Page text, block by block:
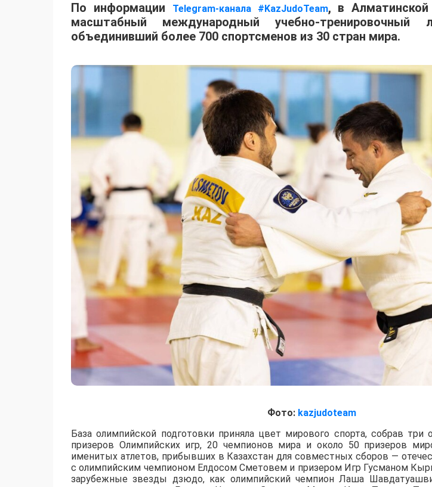
По информации Telegram-канала #KazJudoTeam, в Алматинской
масштабный международный учебно-
объединивший более 700 спортсменов из 30 стран мира.
Фото: kazjudoteam
База олимпийской подготовки приняла цвет мирового спорта, собрав три
призеров Олимпийских игр, 20 чемпионов мира и около 50 призеров
именитых атлетов, прибывших в Казахстан для совместных сборов —
с олимпийским чемпионом Елдосом Сметовем и призером Игр Гусманом
зарубежные звезды дзюдо, как олимпийский чемпион Лаша